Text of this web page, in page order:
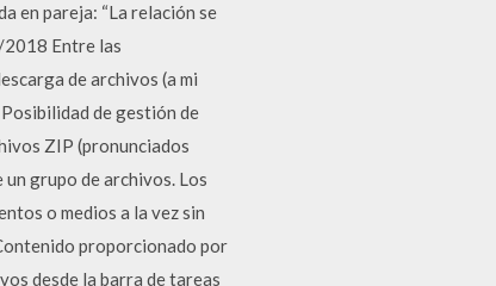
en pareja: “La relación se
2018 Entre las
de archivos (a mi
de gestión de
ZIP (pronunciados
grupo de archivos. Los
o medios a la vez sin
proporcionado por
desde la barra de tareas